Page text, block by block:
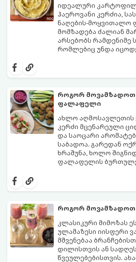
იდეალური
ჰაეროვანი კერძია,
ნაღების-მოყვითალო
მომზადება ძალიან
არსებობს რამდენიმე
რომლებიც უნდა
როგორ მოვამზადოთ
ფალაფელი
ახლო აღმოსავლეთის
კერძი მცენარეული
და საოცარი
საბადოა. გარედან
ხრაშუნა, ხოლო
ფალაფელის
სალათებთან ერთად
მდგომარეობს, რომ
შეწვისას ფორმა
და არ დაიშალოს.
მომზადების დრო: 20
მუხუდოს ჩალბობის
შეწვის დრო: 10–15
ბურთულა (4–6 პორცია)
როგორ მოვამზადოთ
კლასიკური მიმოზას
ულამაზესი იისფერი
მშვენებაა
დილისთვის ან
წვეულებებისთვის.